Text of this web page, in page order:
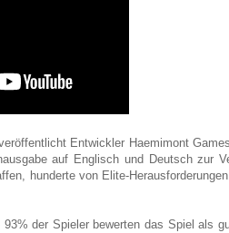
Entwickler Haemimont
auf Englisch und Deutsch zur
hunderte von Elite-
der Spieler bewerten das Spiel als